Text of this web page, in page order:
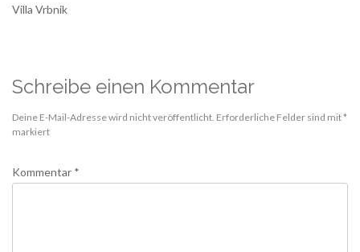
Villa Vrbnik
Schreibe einen Kommentar
Deine E-Mail-Adresse wird nicht veröffentlicht. Erforderliche Felder sind mit*
markiert
Kommentar *